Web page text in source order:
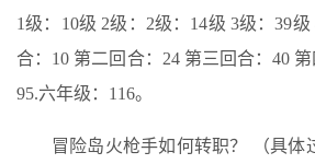
1级：10级 2级：2级：14级 3级：39
合：10 第二回合：24 第三回合：40 第
95.六年级：116。
冒险岛火枪手如何转职？ （具